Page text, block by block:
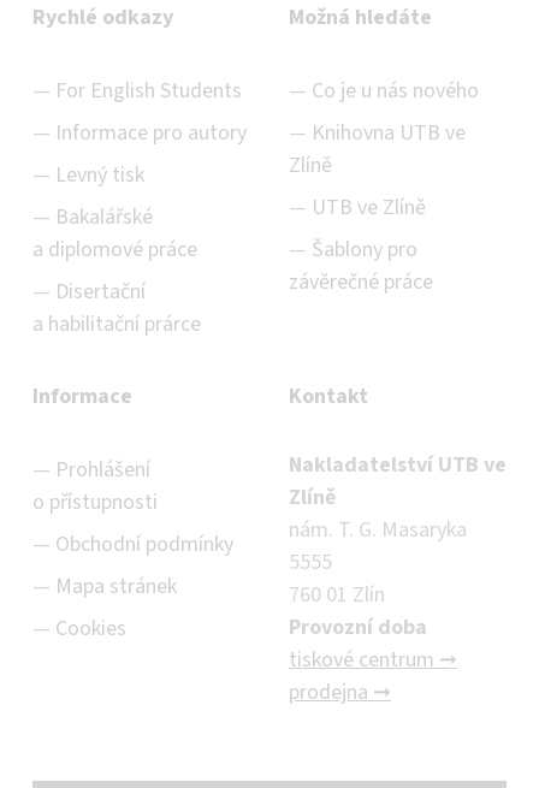
Rychlé odkazy
For English Students
Informace pro autory
Levný tisk
Bakalářské
a diplomové práce
Disertační
a habilitační prárce
Možná hledáte
Co je u nás nového
Knihovna UTB ve
Zlíně
UTB ve Zlíně
Šablony pro
závěrečné práce
Informace
Prohlášení
o přístupnosti
Obchodní podmínky
Mapa stránek
Cookies
Kontakt
Nakladatelství UTB ve
Zlíně
nám. T. G. Masaryka
5555
760 01 Zlín
Provozní doba
tiskové centrum ➞
prodejna ➞